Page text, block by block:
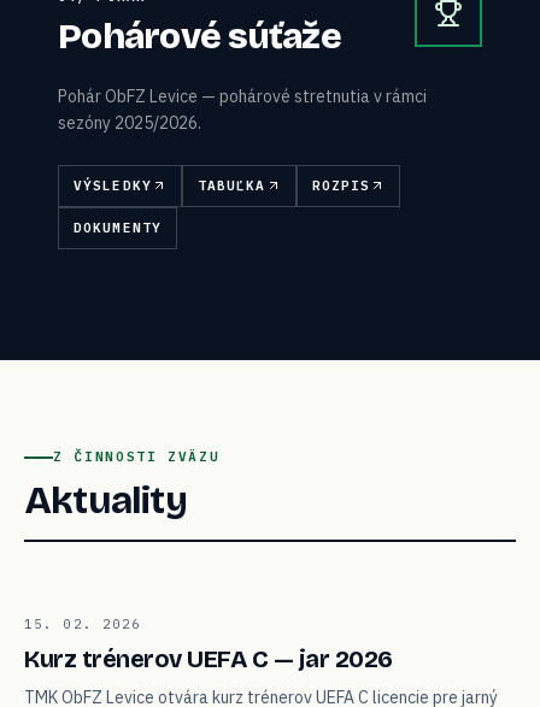
Pohárové súťaže
Pohár ObFZ Levice — pohárové stretnutia v rámci
sezóny 2025/2026.
VÝSLEDKY TABUĽKA ROZPIS
DOKUMENTY
Z ČINNOSTI ZVÄZU
Aktuality
01
VZDELÁVANIE
15. 02. 2026
Kurz trénerov UEFA C — jar 2026
TMK ObFZ Levice otvára kurz trénerov UEFA C licencie pre jarný